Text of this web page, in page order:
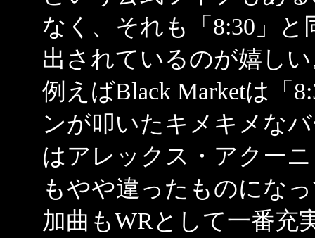
なく、それも「8:30」
出されているのが嬉し
例えばBlack Marketは「
ンが叩いたキメキメな
はアレックス・アクー
もやや違ったものにな
加曲もWRとして一番充